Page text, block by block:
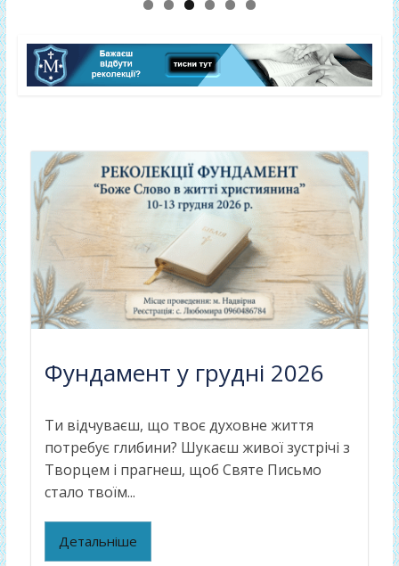
Фундамент у грудні 2026
Ти відчуваєш, що твоє духовне життя
потребує глибини? Шукаєш живої зустрічі з
Творцем і прагнеш, щоб Святе Письмо
стало твоїм...
Детальніше